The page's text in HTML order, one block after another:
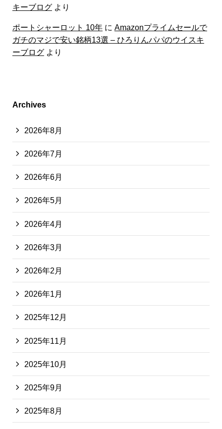
キーブログより
ポートシャーロット 10年に Amazonプライムセールで
ガチのマジで安い銘柄13選 – ひろりんパパのウイスキ
ーブログより
Archives
2026年8月
2026年7月
2026年6月
2026年5月
2026年4月
2026年3月
2026年2月
2026年1月
2025年12月
2025年11月
2025年10月
2025年9月
2025年8月